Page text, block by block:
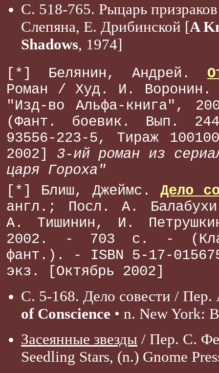
С. 518-765. Рыцарь
Слепяна, Е. Дрибинской [A
Shadows, 1974]
[*] Белянин, Андрей.
Роман / Худ. И.
"Изд-во Альфа-книга",
(Фант. боевик. Вып.
93556-223-5, Тираж
2002] 3-ий роман из
царя Гороха"
[*] Блиш, Джеймс. Дело
англ.; Посл. А.
А. Тишинин, И.
2002. - 703 с. -
фант.). - ISBN 5-17-
экз. [Октябрь 2002]
С. 5-168. Дело совести / Пер.
of Conscience • n. New York:
Засеянные звезды / Пер. С.
Seedling Stars, (n.) Gnome